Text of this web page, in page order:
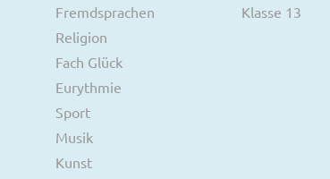
Fremdsprachen
Religion
Fach Glück
Eurythmie
Sport
Musik
Kunst
Klasse 13